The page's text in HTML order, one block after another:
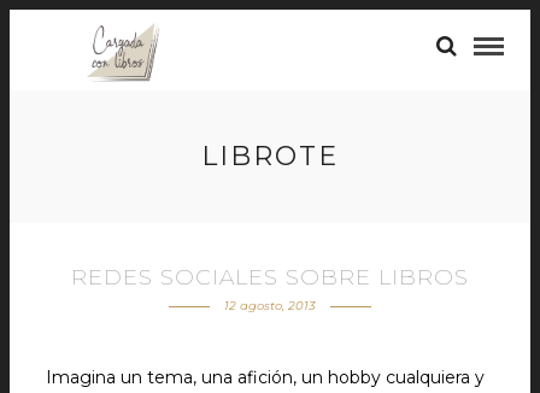
LIBROTE
REDES SOCIALES SOBRE LIBROS
12 agosto, 2013
Imagina un tema, una afición, un hobby cualquiera y